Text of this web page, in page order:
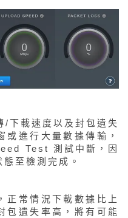
下載速度以及封包遺失
或進行大量數據傳輸，
Test 測試中斷，因
至檢測完成。
正常情況下載數據比上
包遺失率高，將有可能